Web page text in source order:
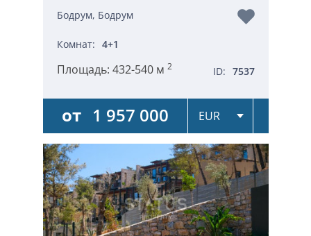
Бодрум, Бодрум
Комнат: 4+1
Площадь: 432-540 м 2 ID: 7537
от 1 957 000